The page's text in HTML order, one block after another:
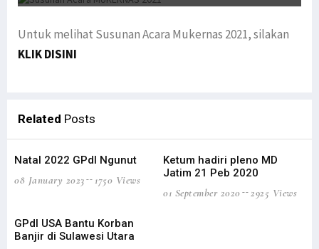
Untuk melihat Susunan Acara Mukernas 2021, silakan
KLIK DISINI
Related Posts
Natal 2022 GPdI Ngunut
08 January 2023
1750 Views
Ketum hadiri pleno MD
Jatim 21 Peb 2020
01 September 2020
2925 Views
GPdI USA Bantu Korban
Banjir di Sulawesi Utara